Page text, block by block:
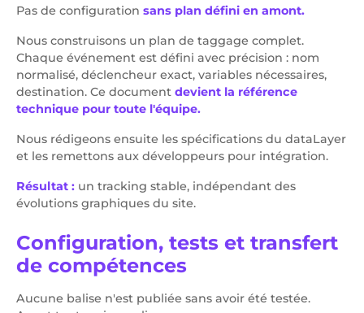
Pas de configuration sans plan défini en amont.
Nous construisons un plan de taggage complet.
Chaque événement est défini avec précision : nom
normalisé, déclencheur exact, variables nécessaires,
destination. Ce document devient la référence
technique pour toute l'équipe.
Nous rédigeons ensuite les spécifications du dataLayer
et les remettons aux développeurs pour intégration.
Résultat : un tracking stable, indépendant des
évolutions graphiques du site.
Configuration, tests et transfert
de compétences
Aucune balise n'est publiée sans avoir été testée.